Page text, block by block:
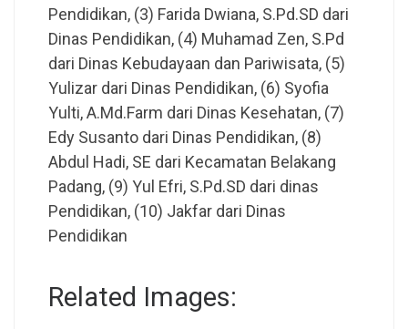
Pendidikan, (3) Farida Dwiana, S.Pd.SD dari
Dinas Pendidikan, (4) Muhamad Zen, S.Pd
dari Dinas Kebudayaan dan Pariwisata, (5)
Yulizar dari Dinas Pendidikan, (6) Syofia
Yulti, A.Md.Farm dari Dinas Kesehatan, (7)
Edy Susanto dari Dinas Pendidikan, (8)
Abdul Hadi, SE dari Kecamatan Belakang
Padang, (9) Yul Efri, S.Pd.SD dari dinas
Pendidikan, (10) Jakfar dari Dinas
Pendidikan
Related Images: